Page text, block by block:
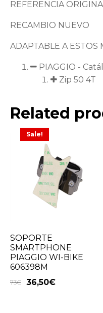
REFERENCIA
RECAMBIO NUEVO
ADAPTABLE A ESTOS
PIAGGIO -
Zip 50 4T
Related
Sale!
SOPORTE
SMARTPHONE
PIAGGIO WI-BIKE
606398M
73€ 36,50€